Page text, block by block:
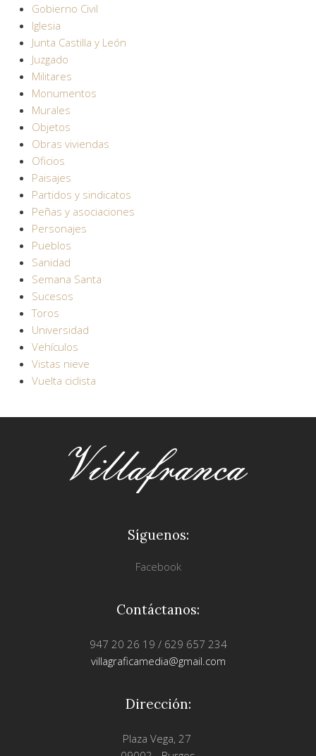
Gobierno Civil
Iglesia
Junta Castilla y León
Juzgado
Militares
Monumentos
Murales
Objetos
Obras viviendas
Oficios
Paisajes
Partidos y sindicatos
Peñas y asociaciones
Personajes
Pueblos
Sanidad
Semana Santa
Sucesos
Toros
Universidad
Vehículos
Vistas nieve
Vuelta ciclista
Síguenos:
Facebook
Contáctanos:
947 20 26 19 / 629 657 234
villagraficamedia@gmail.com
Dirección:
Plaza Vega, 27